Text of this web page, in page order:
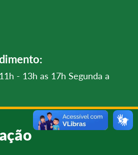
- 13h as 17h Segunda a